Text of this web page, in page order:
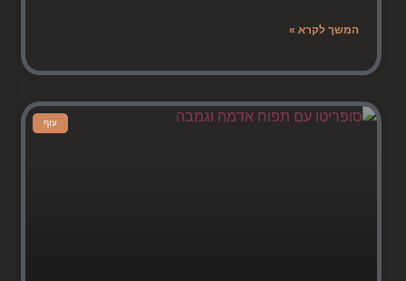
המשך לקרא »
עוף